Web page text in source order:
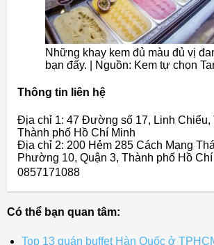
Những khay kem đủ màu đủ vị
bạn đấy. | Nguồn: Kem tự chọn
Thông tin liên hệ
Địa chỉ 1: 47 Đường số 17, Linh Chiểu,
Thành phố Hồ Chí Minh
Địa chỉ 2: 200 Hẻm 285 Cách Mạng
Phường 10, Quận 3, Thành phố Hồ
0857171088
Có thể bạn quan tâm:
Top 13 quán buffet Hàn Quốc ở